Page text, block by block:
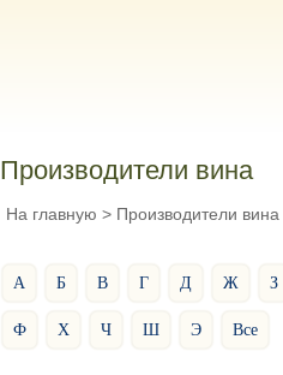
Производители вина
На главную > Производители вина
А Б В Г Д Ж З
Ф Х Ч Ш Э Все